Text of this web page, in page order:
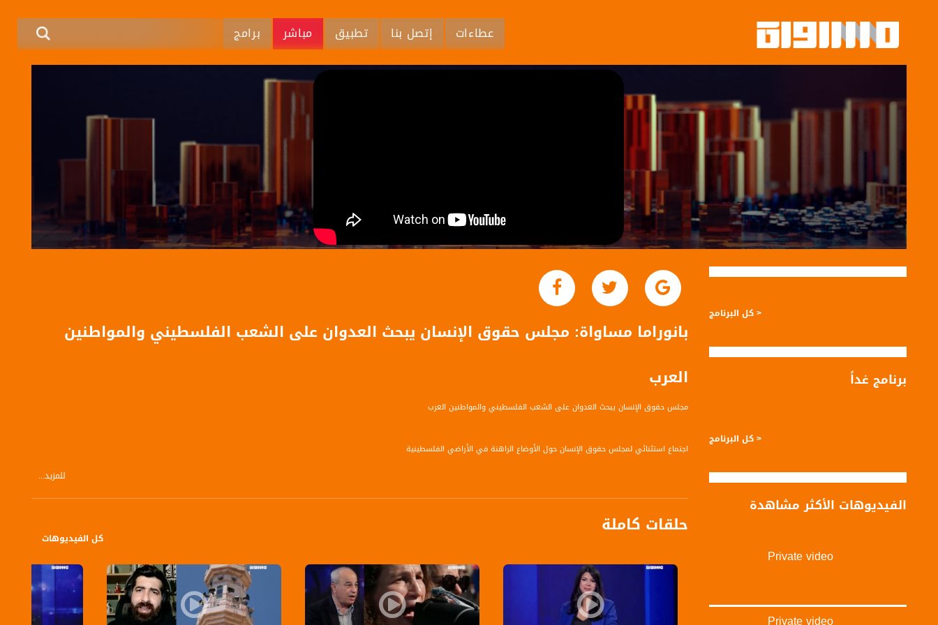
عطاءات إتصل بنا تطبيق مباشر برامج
بانوراما مساواة: مجلس حقوق الإنسان يبحث العدوان على الشعب الفلسطيني والمواطنين
العرب
مجلس حقوق الإنسان يبحث العدوان على الشعب الفلسطيني والمواطنين العرب
اجتماع استثنائي لمجلس حقوق الإنسان حول الأوضاع الراهنة في الأراضي الفلسطينية
عناوين فرعية:
منسقة الأمم المتحدة للشؤون الإنسانية تطلق خطة طارئة بـ95 مليون دولار لدعم المتضررين من العدوان
مسودة قرار للمجلس تطالب بتشكيل لجنة تحقيق دولية في انتهاكات حقوق الإنسان على الأراضي الفلسطينية
مسودة القرار: اللجنة ستبحث جميع الأسباب الجذرية التي تكمن وراء التوترات وعدم الاستقرار في المنطقة
محمد بركة في مجلس حقوق الإنسان يدعو لمحاسبة إسرائيل على جرائمها على الشعب الفلسطيني
للمزيد...
حلقات كاملة كل الفيديوهات
< كل البرنامج
برنامج غداً
< كل البرنامج
الفيديوهات الأكثر مشاهدة
Private video